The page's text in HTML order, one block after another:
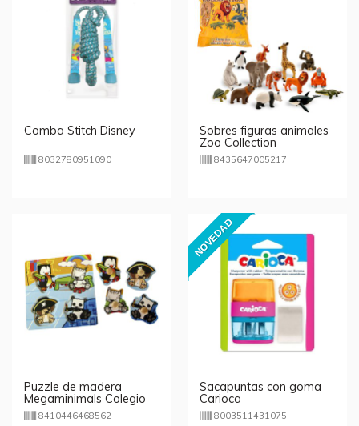
Comba Stitch Disney
8032780951090
Sobres figuras animales
Zoo Collection
8435647005217
Puzzle de madera
Megaminimals Colegio
4pcs8410446468562
NOVEDAD
Sacapuntas con goma
Carioca
8003511431075